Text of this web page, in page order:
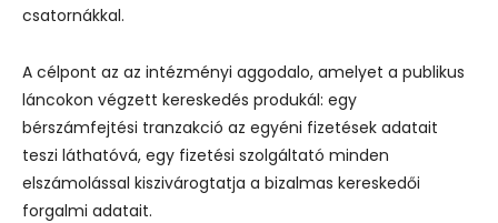
csatornákkal.
A célpont az az intézményi aggodalo, amelyet a publikus
láncokon végzett kereskedés produkál: egy
bérszámfejtési tranzakció az egyéni fizetések adatait
teszi láthatóvá, egy fizetési szolgáltató minden
elszámolással kiszivárogtatja a bizalmas kereskedői
forgalmi adatait.